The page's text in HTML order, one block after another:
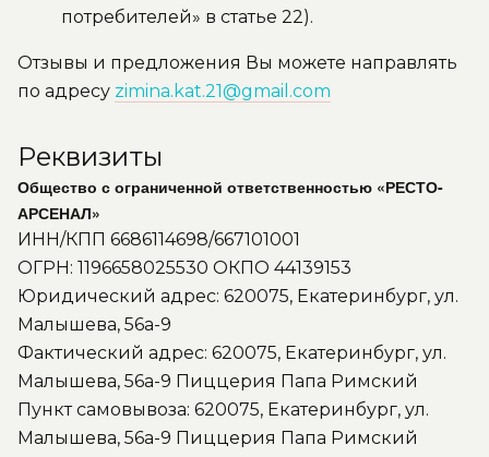
потребителей» в статье 22).
Отзывы и предложения Вы можете направлять
по адресу zimina.kat.21@gmail.com
Реквизиты
Общество с ограниченной ответственностью «РЕСТО-
АРСЕНАЛ»
ИНН/КПП 6686114698/667101001
ОГРН: 1196658025530 ОКПО 44139153
Юридический адрес: 620075, Екатеринбург, ул.
Малышева, 56а-9
Фактический адрес: 620075, Екатеринбург, ул.
Малышева, 56а-9 Пиццерия Папа Римский
Пункт самовывоза: 620075, Екатеринбург, ул.
Малышева, 56а-9 Пиццерия Папа Римский